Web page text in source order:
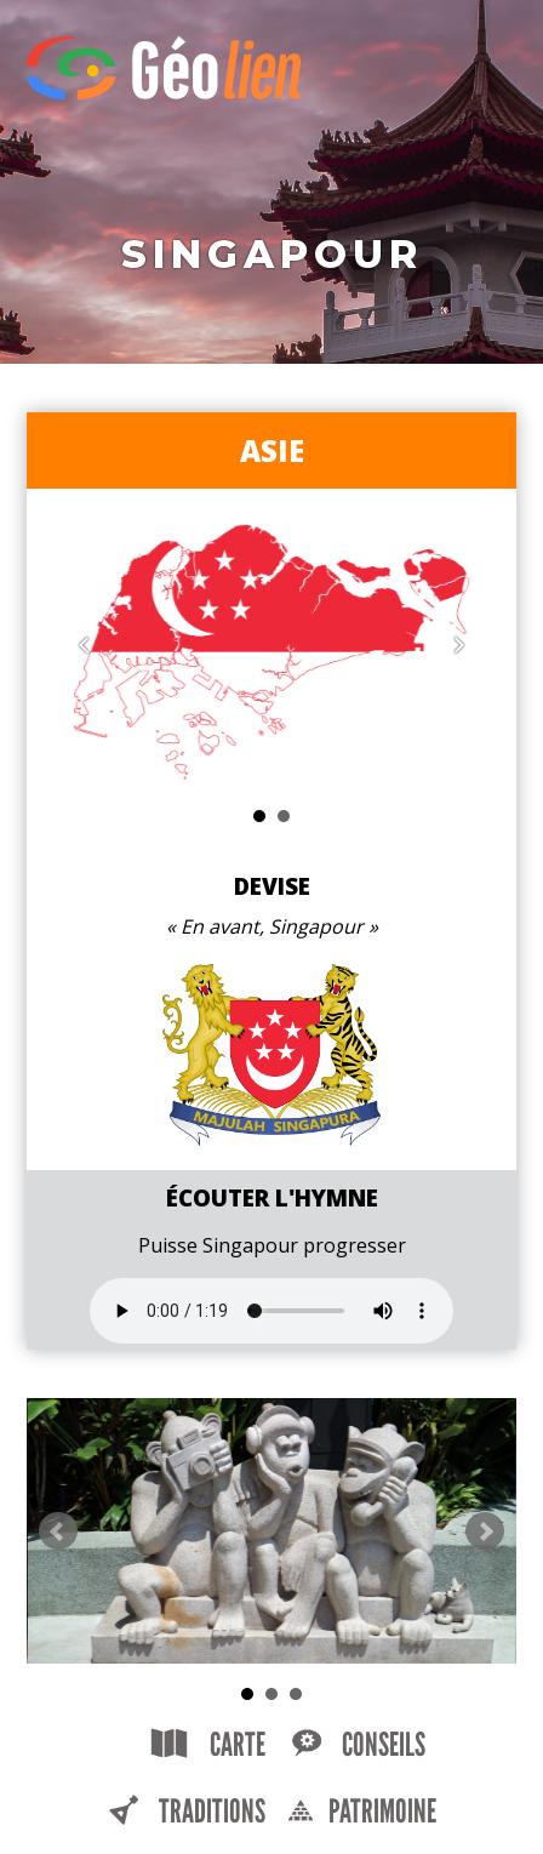
SINGAPOUR
CARTE
CONSEILS
TRADITIONS
PATRIMOINE
ASIE
DEVISE
En avant, Singapour
ÉCOUTER L'HYMNE
Puisse Singapour progresser